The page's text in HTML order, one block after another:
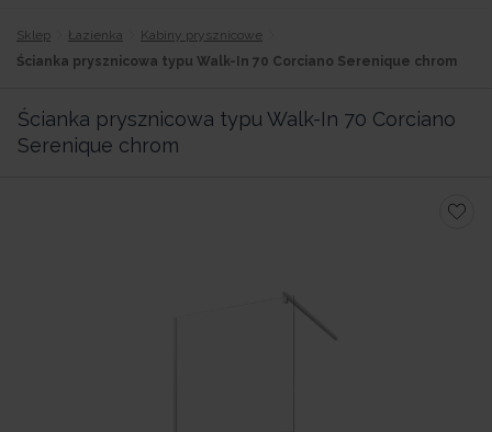
Sklep Łazienka
Kabiny prysznicowe
Ścianka prysznicowa typu Walk-In 70 Corciano Serenique chrom
Ścianka prysznicowa typu Walk-In 70 Corciano
Serenique chrom